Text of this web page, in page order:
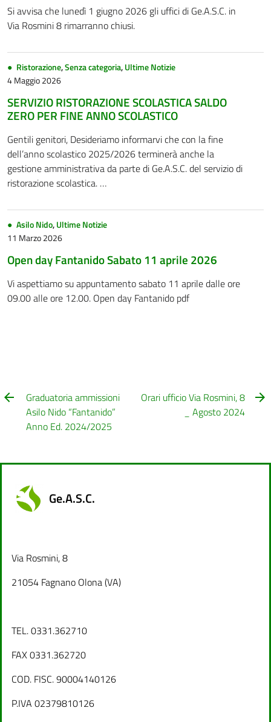
Si avvisa che lunedì 1 giugno 2026 gli uffici di Ge.A.S.C. in
Via Rosmini 8 rimarranno chiusi.
Ristorazione,Senza categoria,Ultime Notizie
4 Maggio 2026
SERVIZIO RISTORAZIONE SCOLASTICA SALDO
ZERO PER FINE ANNO SCOLASTICO
Gentili genitori, Desideriamo informarvi che con la fine
dell’anno scolastico 2025/2026 terminerà anche la
gestione amministrativa da parte di Ge.A.S.C. del servizio di
ristorazione scolastica. …
Asilo Nido,Ultime Notizie
11 Marzo 2026
Open day Fantanido Sabato 11 aprile 2026
Vi aspettiamo su appuntamento sabato 11 aprile dalle ore
09.00 alle ore 12.00. Open day Fantanido pdf
Graduatoria ammissioni
Asilo Nido “Fantanido”
Anno Ed. 2024/2025
Orari ufficio Via Rosmini, 8
_ Agosto 2024
Ge.A.S.C.
Via Rosmini, 8
21054 Fagnano Olona (VA)
TEL. 0331.362710
FAX 0331.362720
COD. FISC. 90004140126
P.IVA 02379810126